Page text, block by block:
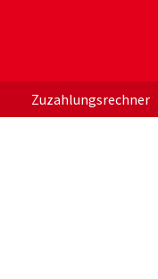
Zuzahlungsrechner